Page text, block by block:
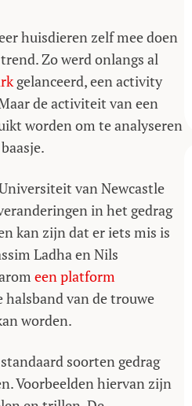
huisdieren zelf mee doen
Zo werd onlangs al
gelanceerd, een activity
de activiteit van een
worden om te analyseren
van Newcastle
in het gedrag
kan zijn dat er iets mis is
Ladha en Nils
een platform
halsband van de trouwe
worden.
soorten gedrag
Voorbeelden hiervan zijn